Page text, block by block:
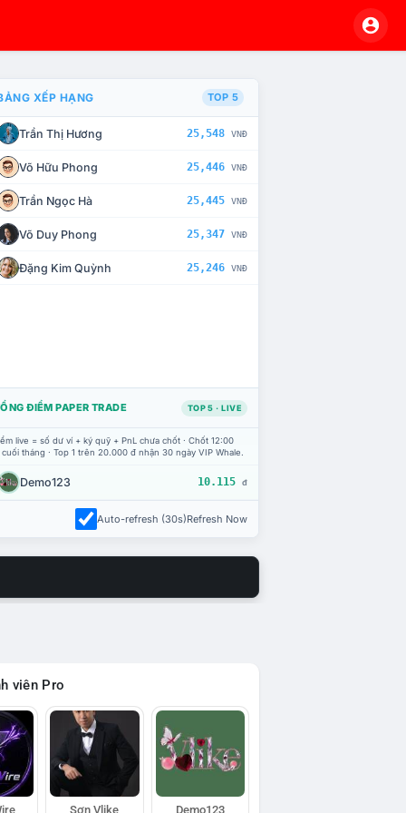
CHẾ TÀI XỬ LÝ VI PHẠM
XẾP HẠNG TOP 5
Trần Thị Hương 25,548 VNĐ
Võ Hữu Phong 25,446 VNĐ
Trần Ngọc Hà 25,445 VNĐ
Võ Duy Phong 25,347 VNĐ
Đặng Kim Quỳnh 25,246 VNĐ
ĐIỂM PAPER TRADE TOP 5 · LIVE
live = số dư ví + ký quỹ + PnL chưa chốt · Chốt 12:00
tháng · Top 1 trên 20.000 đ nhận 30 ngày VIP Whale.
Demo123 10.115 đ
Auto-refresh (30s)Refresh Now
viên Pro
Sơn Vlike Demo123